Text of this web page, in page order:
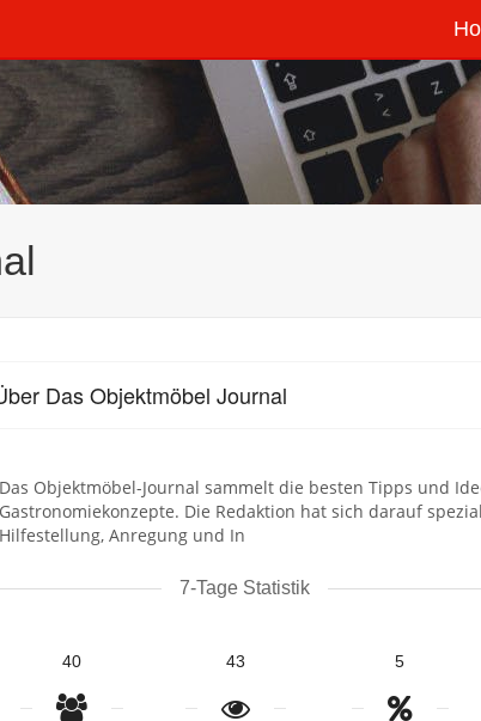
Das Objektmöbel Journal
Das Objektmöbel-Journal sammelt die besten Tipps und
Gastronomiekonzepte. Die Redaktion hat sich darauf
Hilfestellung, Anregung und In
7-Tage Statistik
40 43 5